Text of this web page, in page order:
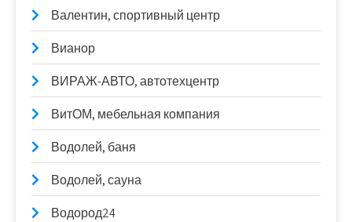
Валентин, спортивный центр
Вианор
ВИРАЖ-АВТО, автотехцентр
ВитОМ, мебельная компания
Водолей, баня
Водолей, сауна
Водород24